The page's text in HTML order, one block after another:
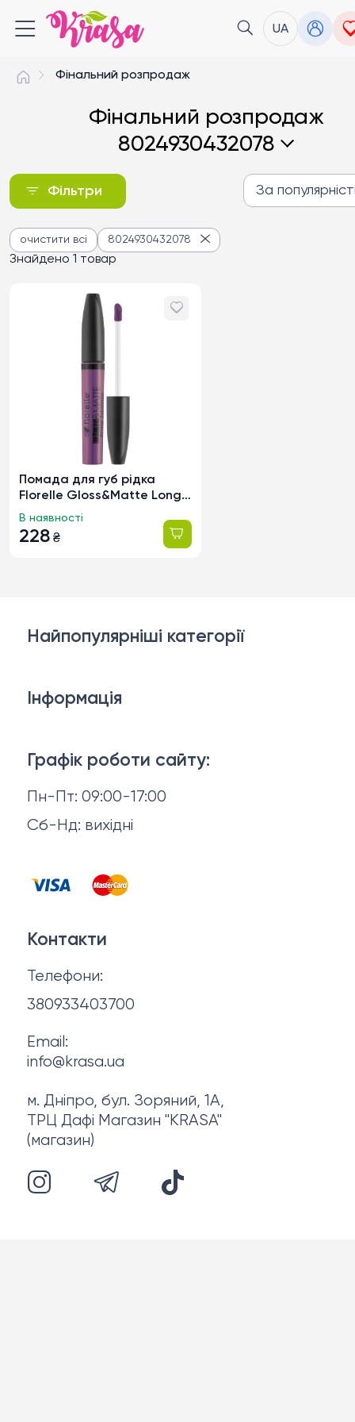
UA
Фінальний розпродаж
Фінальний розпродаж
8024930432078
Фільтри За
За популярністю
Від дешевих до
Знайдено 1 товар
очистити всі 8024930432078
Помада для губ рідка
Florelle Gloss&Matte Long
Lasting тон 03, 6мл
228 ₴
В наявності
Графік роботи сайту:
Пн-Пт: 09:00-17:00
Сб-Нд: вихідні
Найпопулярніші категорії
Макіяж
Волосся
Чоловіча косметика
Косметика для манікюру та педикюру
Інформація
Відгуки
Договір оферти
Політика конфіденційності
Про нас
Контакти
Телефони:
380933403700
Email:
info@krasa.ua
м. Дніпро, бул. Зоряний, 1А,
ТРЦ Дафі Магазин "KRASA"
(магазин)